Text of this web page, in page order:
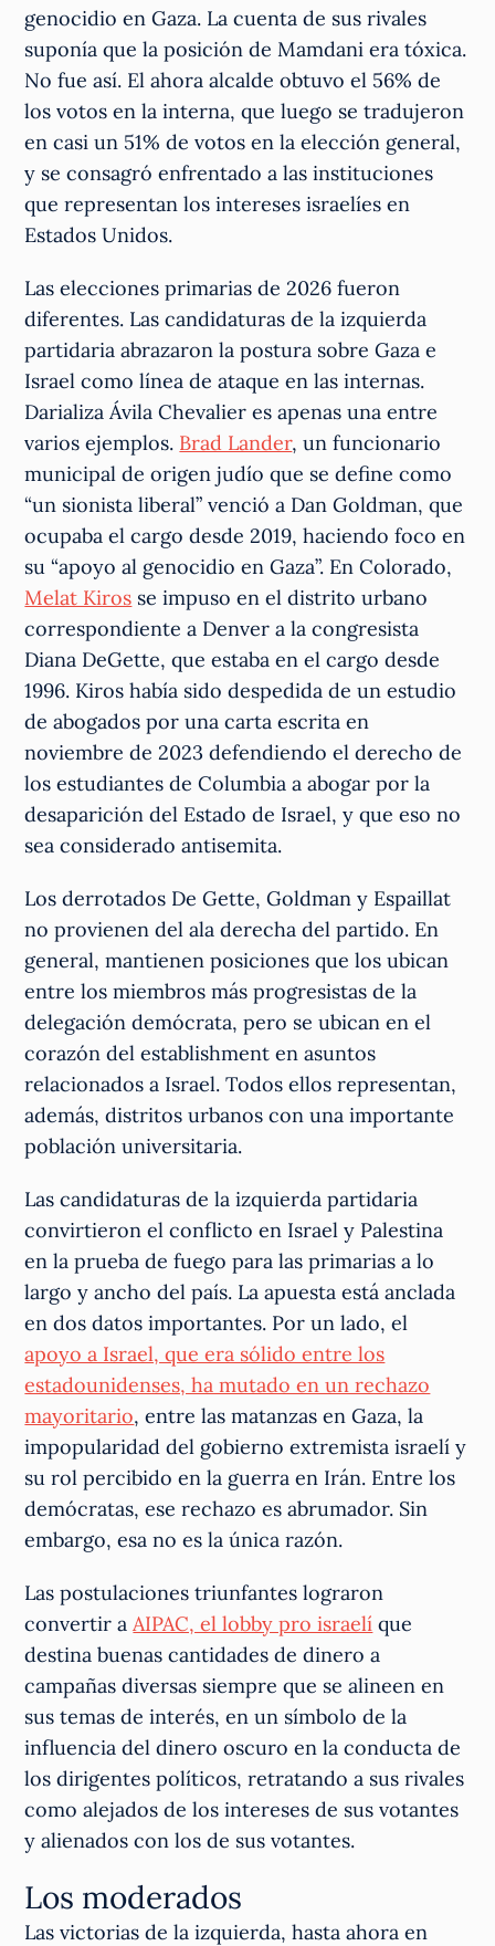
genocidio en Gaza. La cuenta de sus rivales
suponía que la posición de Mamdani era tóxica.
No fue así. El ahora alcalde obtuvo el 56% de
los votos en la interna, que luego se tradujeron
en casi un 51% de votos en la elección general,
y se consagró enfrentado a las instituciones
que representan los intereses israelíes en
Estados Unidos.
Las elecciones primarias de 2026 fueron
diferentes. Las candidaturas de la izquierda
partidaria abrazaron la postura sobre Gaza e
Israel como línea de ataque en las internas.
Darializa Ávila Chevalier es apenas una entre
varios ejemplos. Brad Lander, un funcionario
municipal de origen judío que se define como
“un sionista liberal” venció a Dan Goldman, que
ocupaba el cargo desde 2019, haciendo foco en
su “apoyo al genocidio en Gaza”. En Colorado,
Melat Kiros se impuso en el distrito urbano
correspondiente a Denver a la congresista
Diana DeGette, que estaba en el cargo desde
1996. Kiros había sido despedida de un estudio
de abogados por una carta escrita en
noviembre de 2023 defendiendo el derecho de
los estudiantes de Columbia a abogar por la
desaparición del Estado de Israel, y que eso no
sea considerado antisemita.
Los derrotados De Gette, Goldman y Espaillat
no provienen del ala derecha del partido. En
general, mantienen posiciones que los ubican
entre los miembros más progresistas de la
delegación demócrata, pero se ubican en el
corazón del establishment en asuntos
relacionados a Israel. Todos ellos representan,
además, distritos urbanos con una importante
población universitaria.
Las candidaturas de la izquierda partidaria
convirtieron el conflicto en Israel y Palestina
en la prueba de fuego para las primarias a lo
largo y ancho del país. La apuesta está anclada
en dos datos importantes. Por un lado, el
apoyo a Israel, que era sólido entre los
estadounidenses, ha mutado en un rechazo
mayoritario, entre las matanzas en Gaza, la
impopularidad del gobierno extremista israelí y
su rol percibido en la guerra en Irán. Entre los
demócratas, ese rechazo es abrumador. Sin
embargo, esa no es la única razón.
Las postulaciones triunfantes lograron
convertir aAIPAC, el lobby pro israelí que
destina buenas cantidades de dinero a
campañas diversas siempre que se alineen en
sus temas de interés, en un símbolo de la
influencia del dinero oscuro en la conducta de
los dirigentes políticos, retratando a sus rivales
como alejados de los intereses de sus votantes
y alienados con los de sus votantes.
Los moderados
Las victorias de la izquierda, hasta ahora en